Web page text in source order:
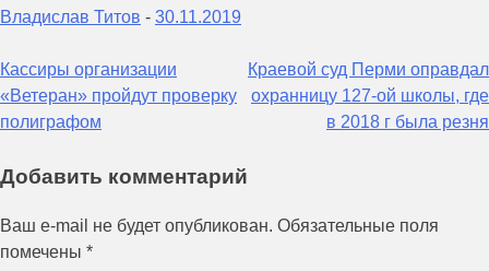
Владислав Титов - 30.11.2019
Навигация
по
Кассиры организации
«Ветеран» пройдут проверку
полиграфом
Краевой суд Перми оправдал
охранницу 127-ой школы, где
в 2018 г была резня
Добавить комментарий
Ваш e-mail не будет опубликован. Обязательные поля
помечены *